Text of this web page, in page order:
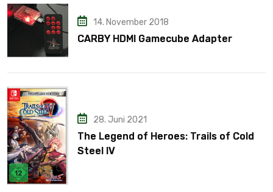
14. November 2018
CARBY HDMI Gamecube Adapter
28. Juni 2021
The Legend of Heroes: Trails of Cold
Steel IV